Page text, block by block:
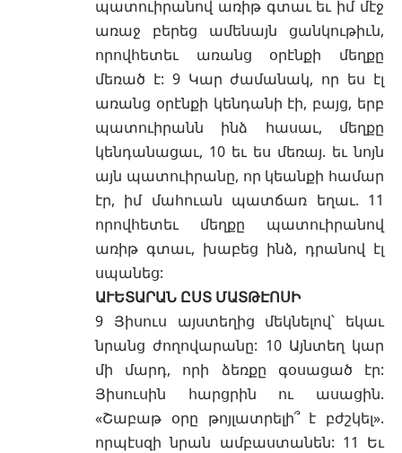
պատուիրանով առիթ գտաւ եւ իմ մէջ
առաջ բերեց ամենայն ցանկութիւն,
որովհետեւ առանց օրէնքի մեղքը
մեռած է: 9 Կար ժամանակ, որ ես էլ
առանց օրէնքի կենդանի էի, բայց, երբ
պատուիրանն ինձ հասաւ, մեղքը
կենդանացաւ, 10 եւ ես մեռայ. եւ նոյն
այն պատուիրանը, որ կեանքի համար
էր, իմ մահուան պատճառ եղաւ. 11
որովհետեւ մեղքը պատուիրանով
առիթ գտաւ, խաբեց ինձ, դրանով էլ
սպանեց:
ԱՒԵՏԱՐԱՆ ԸՍՏ ՄԱՏԹԷՈՍԻ
9 Յիսուս այստեղից մեկնելով՝ եկաւ
նրանց ժողովարանը: 10 Այնտեղ կար
մի մարդ, որի ձեռքը գօսացած էր:
Յիսուսին հարցրին ու ասացին.
«Շաբաթ օրը թոյլատրելի՞ է բժշկել».
որպէսզի նրան ամբաստանեն: 11 Եւ